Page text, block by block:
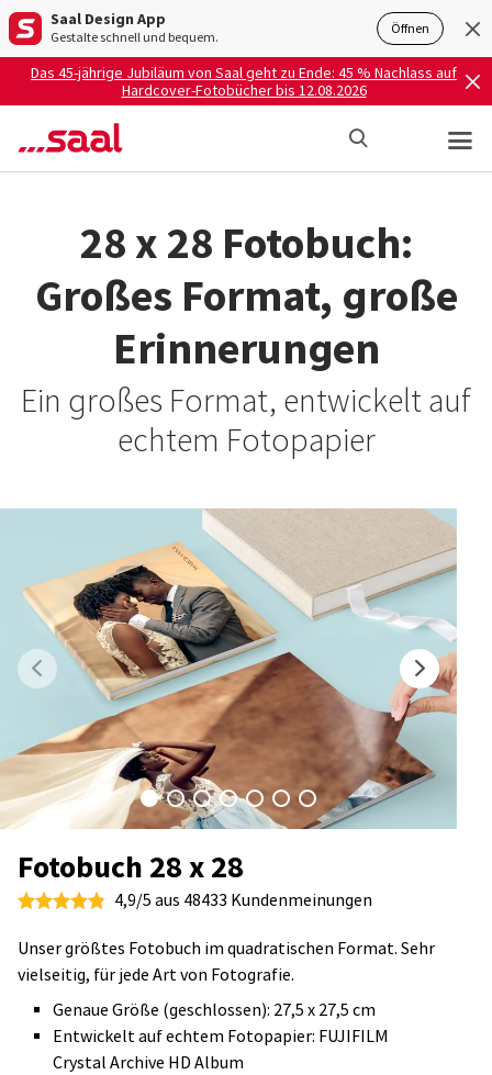
Saal Design App
Gestalte schnell und bequem. Öffnen
Das 45-jährige Jubiläum von Saal geht zu Ende: 45 % Nachlass auf
Hardcover-Fotobücher bis 12.08.2026
28 x 28 Fotobuch:
Großes Format, große
Erinnerungen
Ein großes Format, entwickelt auf
echtem Fotopapier
Fotobuch 28 x 28
4,9/5 aus 48433 Kundenmeinungen
Unser größtes Fotobuch im quadratischen Format. Sehr
vielseitig, für jede Art von Fotografie.
Genaue Größe (geschlossen): 27,5 x 27,5 cm
Entwickelt auf echtem Fotopapier: FUJIFILM
Crystal Archive HD Album